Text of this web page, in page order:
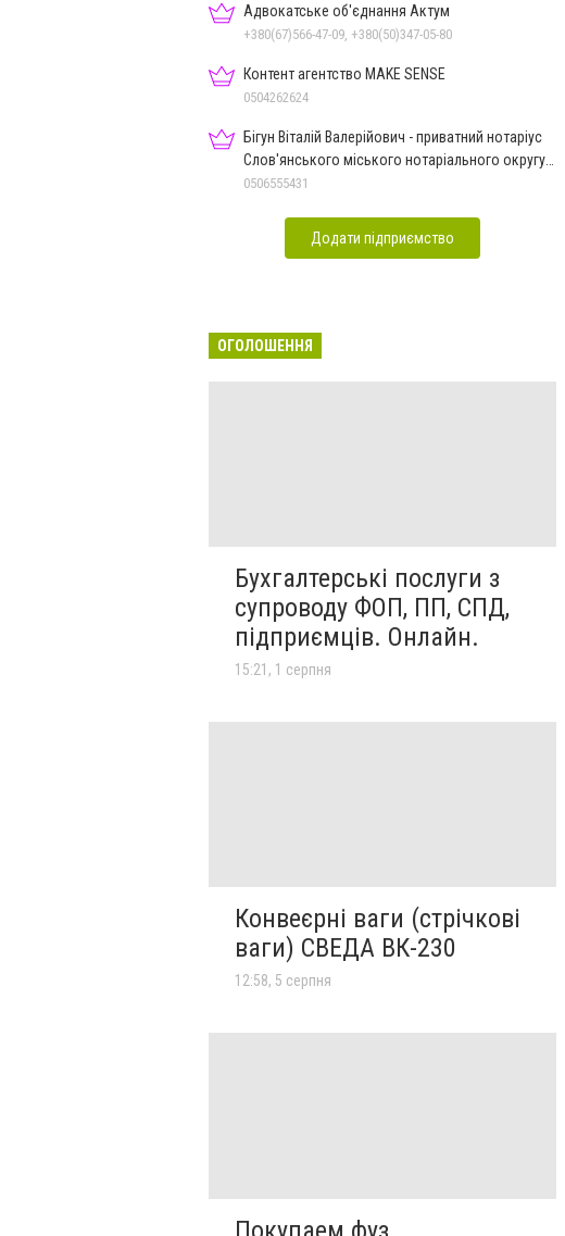
Адвокатське об'єднання Актум
+380(67)566-47-09, +380(50)347-05-80
Контент агентство MAKE SENSE
0504262624
Бігун Віталій Валерійович - приватний нотаріус
Слов'янського міського нотаріального округу
Дон.обл.
0506555431
Додати підприємство
ОГОЛОШЕННЯ
Бухгалтерські послуги з
супроводу ФОП, ПП, СПД,
підприємців. Онлайн.
15:21, 1 серпня
Конвеєрні ваги (стрічкові
ваги) СВЕДА ВК-230
12:58, 5 серпня